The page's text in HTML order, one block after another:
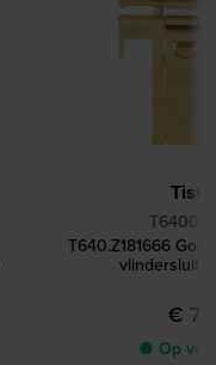
T640.Z181666
€
● Op